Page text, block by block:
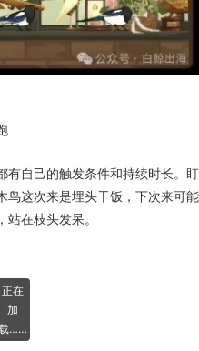
有自己的触发条件和持续时长。盯
鸟这次来是埋头干饭，下次来可能
在枝头发呆。